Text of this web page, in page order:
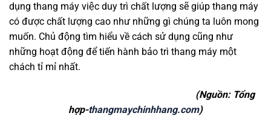
dụng thang máy việc duy trì chất lượng sẽ giúp thang máy
có được chất lượng cao như những gì chúng ta luôn mong
muốn. Chủ động tìm hiểu về cách sử dụng cũng như
những hoạt động để tiến hành bảo trì thang máy một
chách tỉ mỉ nhất.
(Nguồn: Tổng
hợp-thangmaychinhhang.com)